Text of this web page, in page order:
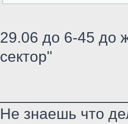
29.06 до 6-45 до
сектор"
Не знаешь что